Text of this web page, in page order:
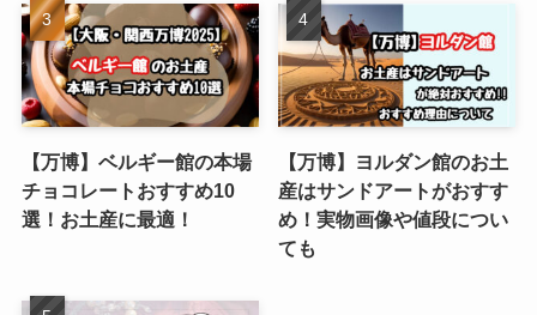
【万博】ベルギー館の本場
チョコレートおすすめ10
選！お土産に最適！
【万博】ヨルダン館のお土
産はサンドアートがおすす
め！実物画像や値段につい
ても